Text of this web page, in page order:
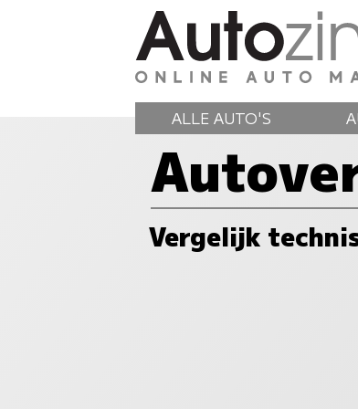
ALLE AUTO'S
Vergelijk